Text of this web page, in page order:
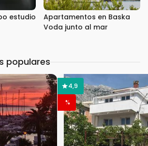
estudio
Apartamentos en Baska
Voda junto al mar
populares
4,9
%